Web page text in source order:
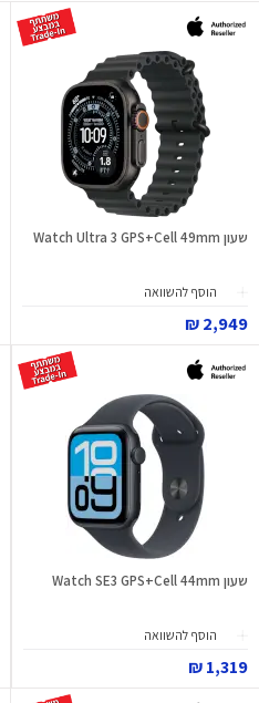
שעון Watch Ultra 3 GPS+Cell 49mm
הוסף להשוואה
2,949 ₪
שעון Watch SE3 GPS+Cell 44mm
הוסף להשוואה
1,319 ₪